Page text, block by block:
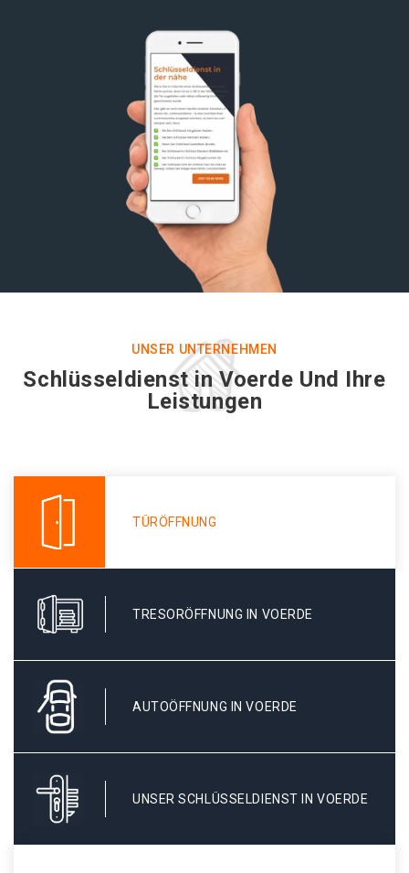
UNSER UNTERNEHMEN
Schlüsseldienst in Voerde Und Ihre
Leistungen
TÜRÖFFNUNG
TRESORÖFFNUNG IN VOERDE
AUTOÖFFNUNG IN VOERDE
UNSER SCHLÜSSELDIENST IN VOERDE